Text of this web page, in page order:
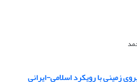
زمینی با رویکرد اسلامی-ایرانی